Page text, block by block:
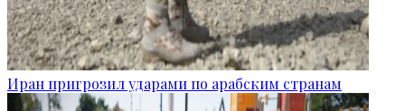
Иран пригрозил ударами по арабским странам